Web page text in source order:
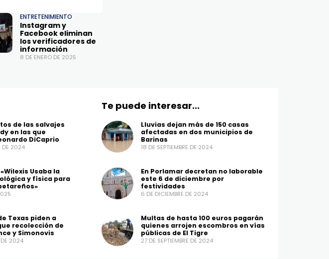
ENTRETENIMIENTO
Instagram y
Facebook eliminan
los verificadores de
información
8 DE ENERO DE 2025
de las salvajes
en las que
DiCaprio
DE 2024
Usaba la
y física para
Texas piden a
recolección de
y Simonovis
DE 2024
Te puede interesar...
Lluvias dejan más de 150 casas
afectadas en dos municipios de
Barinas
18 DE SEPTIEMBRE DE 2024
En Porlamar decretan no laborable
este 6 de diciembre por
festividades
6 DE DICIEMBRE DE 2024
Multas de hasta 100 euros pagarán
quienes arrojen escombros en vías
públicas de El Tigre
27 DE SEPTIEMBRE DE 2024